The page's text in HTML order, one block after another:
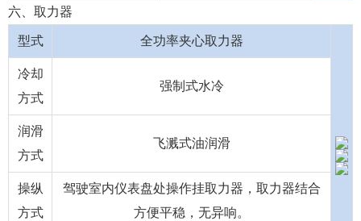
六、 取力器
型式 全功率夹心取力器
冷却
方式
强制式水冷
润滑
方式
飞溅式油润滑
操纵
方式
驾驶室内仪表盘处操作挂取力器，取力器结合
方便平稳，无异响。